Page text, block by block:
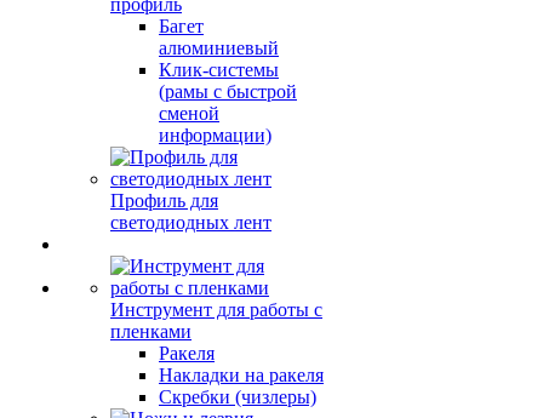
профиль
Багет
алюминиевый
Клик-системы
(рамы с быстрой
сменой
информации)
Профиль для
светодиодных лент
Инструмент для работы с
пленками
Ракеля
Накладки на ракеля
Скребки (чизлеры)